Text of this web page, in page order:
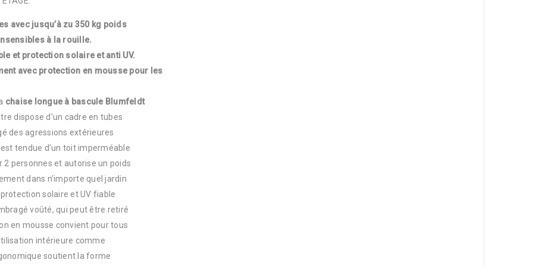
avec jusqu’à zu 350 kg poids
à la rouille.
et protection solaire et anti UV.
avec protection en mousse pour les
chaise longue à bascule Blumfeldt
dispose d’un cadre en tubes
des agressions extérieures
tendue d’un toit imperméable
2 personnes et autorise un poids
dans n’importe quel jardin
solaire et UV fiable
voûté, qui peut être retiré
en mousse convient pour tous
intérieure comme
soutient la forme